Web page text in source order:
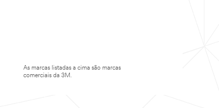
As marcas listadas a cima são marcas
comerciais da 3M.